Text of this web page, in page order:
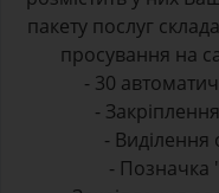
пакету послуг
просування на
- 30
-
-
- Позначка